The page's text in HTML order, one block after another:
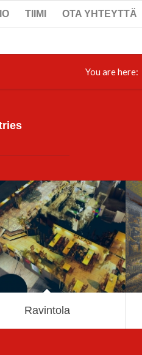
TIIMI OTA YHTEYTTÄ
You are here:
Ravintola